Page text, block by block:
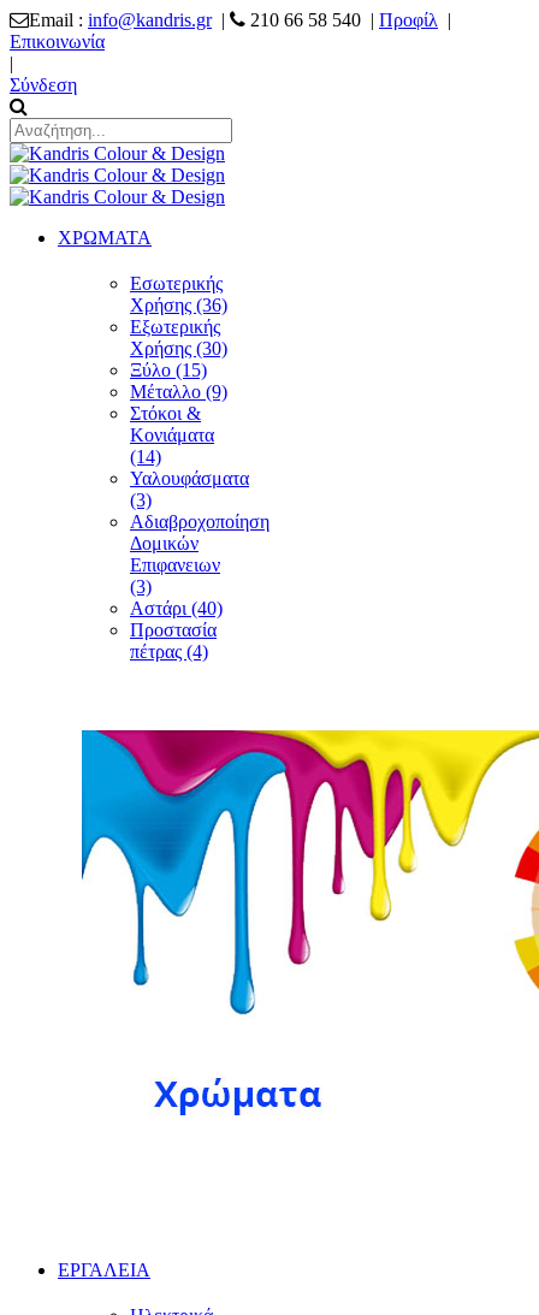
Email : info@kandris.gr| 210 66 58 540 | Προφίλ |
Επικοινωνία
|
Σύνδεση
ΧΡΩΜΑΤΑ
Εσωτερικής
Χρήσης (36)
Εξωτερικής
Χρήσης (30)
Ξύλο (15)
Μέταλλο (9)
Στόκοι &
Κονιάματα
(14)
Υαλουφάσματα
(3)
Αδιαβροχοποίηση
Δομικών
Επιφανειων
(3)
Αστάρι (40)
Προστασία
πέτρας (4)
ΕΡΓΑΛΕΙΑ